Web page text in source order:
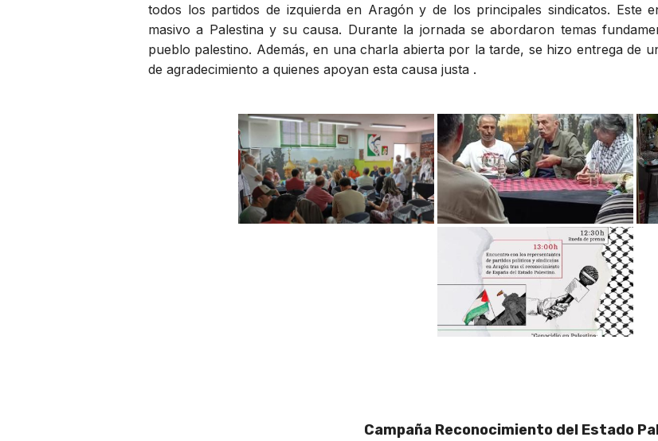
todos los partidos de izquierda en Aragón y de los principales sindicatos. Este
masivo a Palestina y su causa. Durante la jornada se abordaron temas
pueblo palestino. Además, en una charla abierta por la tarde, se hizo entrega de
de agradecimiento a quienes apoyan esta causa justa .
Campaña Reconocimiento del Estado